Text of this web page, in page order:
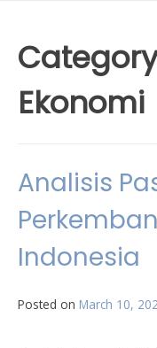
Ekonomi
Analisis
Indonesia
Posted on March 10,